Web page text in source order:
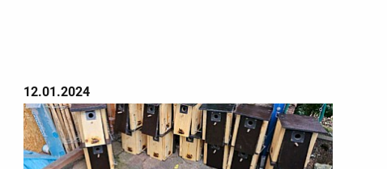
12.01.2024